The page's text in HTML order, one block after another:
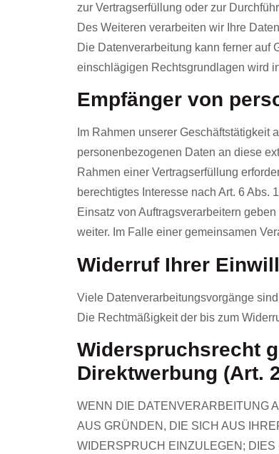
zur Vertragserfüllung oder zur
Des Weiteren verarbeiten wir Ihre
Die Datenverarbeitung kann ferner auf
einschlägigen Rechtsgrundlagen wird
Empfänger von
Im Rahmen unserer
personenbezogenen Daten an diese
Rahmen einer Vertragserfüllung
berechtigtes Interesse nach Art. 6
Einsatz von Auftragsverarbeitern
weiter. Im Falle einer gemeinsamen
Widerruf Ihrer
Viele Datenverarbeitungsvorgänge
Die Rechtmäßigkeit der bis zum
Widerspruchsrecht
Direktwerbung (Art.
WENN DIE DATENVERARBEITUNG
AUS GRÜNDEN, DIE SICH AUS
WIDERSPRUCH EINZULEGEN;